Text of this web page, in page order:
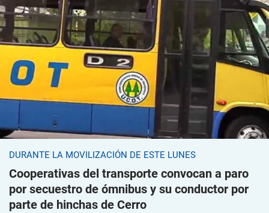
DURANTE LA MOVILIZACIÓN DE ESTE LUNES
Cooperativas del transporte convocan a paro
por secuestro de ómnibus y su conductor por
parte de hinchas de Cerro